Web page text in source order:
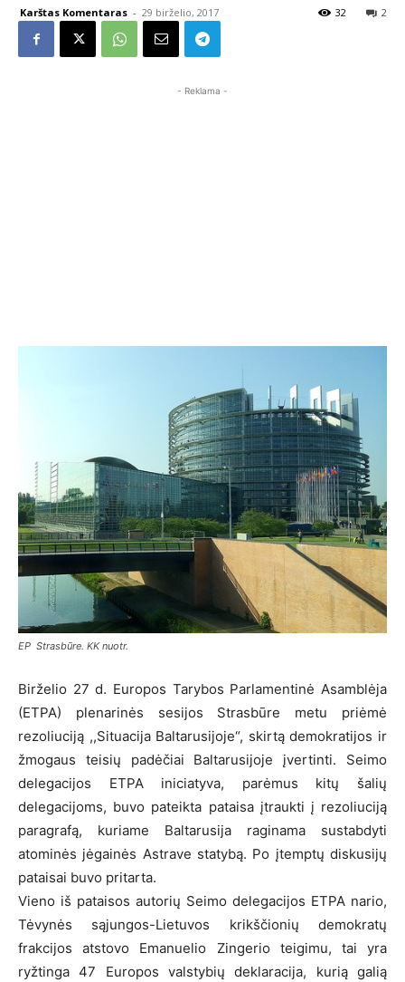
Karštas Komentaras - 29 birželio, 2017 2
32
- Reklama -
EP Strasbūre. KK nuotr.
Birželio 27 d. Europos Tarybos Parlamentinė Asamblėja
(ETPA) plenarinės sesijos Strasbūre metu priėmė
rezoliuciją ,,Situacija Baltarusijoje“, skirtą demokratijos ir
žmogaus teisių padėčiai Baltarusijoje įvertinti. Seimo
delegacijos ETPA iniciatyva, parėmus kitų šalių
delegacijoms, buvo pateikta pataisa įtraukti į rezoliuciją
paragrafą, kuriame Baltarusija raginama sustabdyti
atominės jėgainės Astrave statybą. Po įtemptų diskusijų
pataisai buvo pritarta.
Vieno iš pataisos autorių Seimo delegacijos ETPA nario,
Tėvynės sąjungos-Lietuvos krikščionių demokratų
frakcijos atstovo Emanuelio Zingerio teigimu, tai yra
ryžtinga 47 Europos valstybių deklaracija, kurią galią